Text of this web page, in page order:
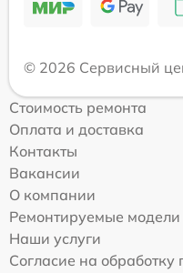
© 2026 Сервисный
Стоимость ремонта
Оплата и доставка
Контакты
Вакансии
О компании
Ремонтируемые модели
Наши услуги
Согласие на